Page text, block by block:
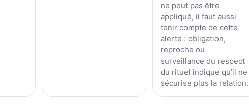
ne peut pas être
appliqué, il faut aussi
tenir compte de cette
alerte : obligation,
reproche ou
surveillance du respect
du rituel indique qu’il ne
sécurise plus la relation.